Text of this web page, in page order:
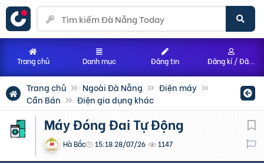
Trang chủ Ngoài Đà Nẵng
Điện máy
Cần Bán
Điện gia dụng khác
Máy Đóng Đai Tự Động
Hà Bắc 15:18 28/07/26 1147
Trang chủ Danh mục Đăng tin